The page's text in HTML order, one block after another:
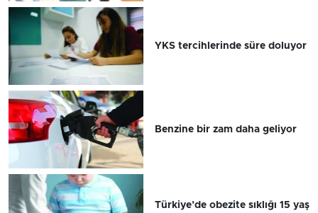
YKS tercihlerinde süre doluyor
Benzine bir zam daha geliyor
Türkiye’de obezite sıklığı 15 yaş